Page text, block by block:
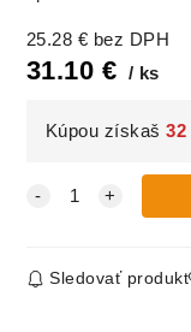
25.28 € bez DPH
31.10 € ks
Kúpou získaš32
Sledovať produkt